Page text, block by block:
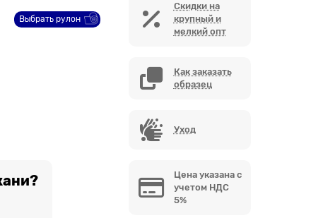
Выбрать рулон
Скидки на
крупный и
мелкий опт
Как заказать
образец
Уход
Цена указана с
учетом НДС
5%